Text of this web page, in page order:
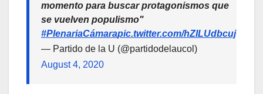
momento para buscar protagonismos que
se vuelven populismo"
#PlenariaCámarapic.twitter.com/hZILUdbcuj
— Partido de la U (@partidodelaucol)
August 4, 2020